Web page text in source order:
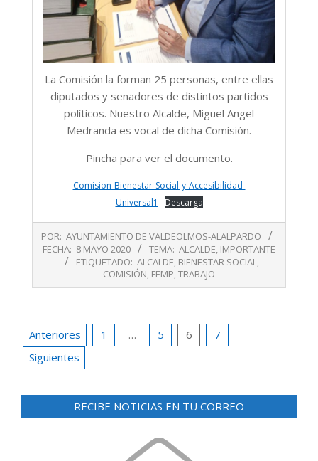
La Comisión la forman 25 personas, entre ellas
diputados y senadores de distintos partidos
políticos. Nuestro Alcalde, Miguel Angel
Medranda es vocal de dicha Comisión.
Pincha para ver el documento.
Comision-Bienestar-Social-y-Accesibilidad-
Universal1
Descarga
05-
POR: AYUNTAMIENTO DE VALDEOLMOS-ALALPARDO
FECHA: 8 MAYO 2020 TEMA: ALCALDE IMPORTANTE
ETIQUETADO: ALCALDE BIENESTAR SOCIAL
COMISIÓN FEMP TRABAJO
Paginación
de
Anteriores 1 … 5 6
7
Siguientes
RECIBE NOTICIAS EN TU CORREO